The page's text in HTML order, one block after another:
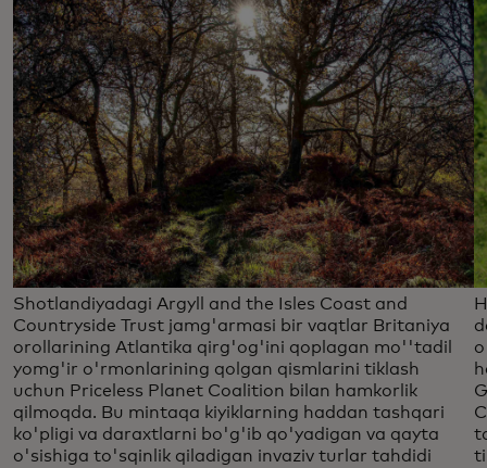
Shotlandiyadagi Argyll and the Isles Coast and
Countryside Trust jamg'armasi bir vaqtlar Britaniya
orollarining Atlantika qirg'og'ini qoplagan mo''tadil
yomg'ir o'rmonlarining qolgan qismlarini tiklash
uchun Priceless Planet Coalition bilan hamkorlik
qilmoqda. Bu mintaqa kiyiklarning haddan tashqari
ko'pligi va daraxtlarni bo'g'ib qo'yadigan va qayta
o'sishiga to'sqinlik qiladigan invaziv turlar tahdidi